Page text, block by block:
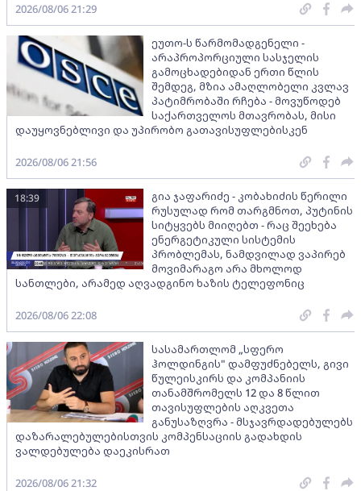
2026/08/06 21:29
ეუთო-ს წარმომადგენელი -
არაპროპორციული სასჯელის
გამოცხადებიდან ერთი წლის
შემდეგ, მზია ამაღლობელი კვლავ
პატიმრობაში რჩება - მოვუწოდებ
საქართველოს მთავრობას, მისი
დაუყოვნებლივი და უპირობო გათავისუფლებისკენ
2026/08/06 21:56
გია ჯაფარიძე - კობახიძის წერილი
რუსულად რომ თარგმნოთ, პუტინის
სიტყვებს მიიღებთ - რაც შეეხება
ენერგეტიკული სისტემის
პრობლემას, ნამდვილად ვაპირებ
მოვიმარაგო არა მხოლოდ
სანთლები, არამედ აღვადგინო ხაზის ტელეფონიც
18:39
2026/08/06 22:08
სასამართლომ „სფერო
ჰოლდინგის" დამფუძნებელს, გივი
წულეისკირს და კომპანიის
თანამშრომელს 12 და 8 წლით
თავისუფლების აღკვეთა
განუსაზღვრა - მსჯავრდადებულებს
დაზარალებულებისთვის კომპენსაციის გადახდის
ვალდებულება დაეკისრათ
2026/08/06 21:32